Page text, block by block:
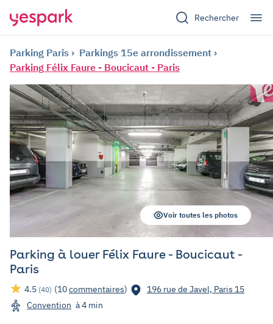
Rechercher
Parking Paris
Parkings 15e arrondissement
Parking Félix Faure - Boucicaut - Paris
Parking à louer Félix Faure - Boucicaut -
Paris
4.5 (40) (10commentaires)
196 rue de Javel, Paris 15
Convention à 4 min
Voir toutes les photos